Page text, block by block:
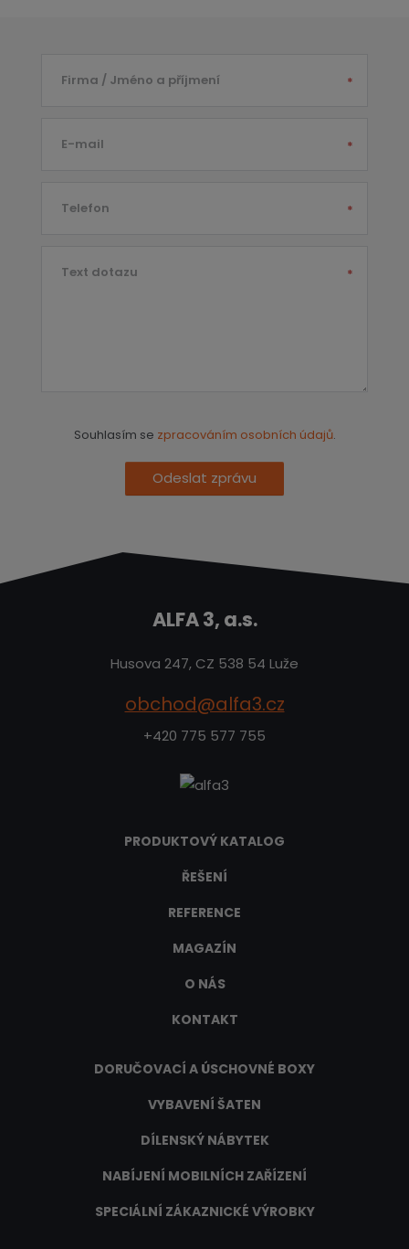
Firma / Jméno a příjmení *
E-mail *
Telefon *
Text dotazu *
Odeslat zprávu
Souhlasím se zpracováním osobních údajů.
ALFA 3, a.s.
Husova 247, CZ 538 54 Luže
obchod@alfa3.cz
+420 775 577 755
PRODUKTOVÝ KATALOG
ŘEŠENÍ
REFERENCE
MAGAZÍN
O NÁS
KONTAKT
DORUČOVACÍ A ÚSCHOVNÉ BOXY
VYBAVENÍ ŠATEN
DÍLENSKÝ NÁBYTEK
NABÍJENÍ MOBILNÍCH ZAŘÍZENÍ
SPECIÁLNÍ ZÁKAZNICKÉ VÝROBKY